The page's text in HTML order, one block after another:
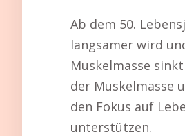
Ab dem 50.
langsamer wird
Muskelmasse
der Muskelmasse
den Fokus auf
unterstützen.